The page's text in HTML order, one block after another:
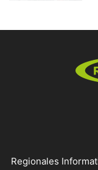
Regionales